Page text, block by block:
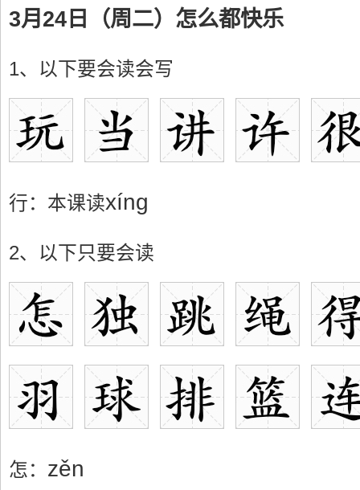
3月24日（周二）怎么都快乐
1、以下要会读会写
行：本课读xíng
2、以下只要会读
怎： zěn